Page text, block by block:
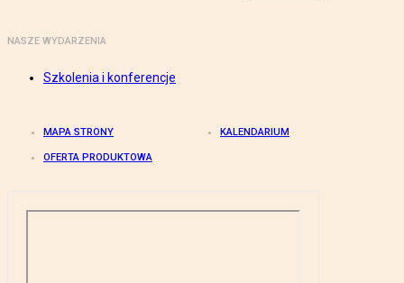
NASZE WYDARZENIA
Szkolenia i konferencje
MAPA STRONY KALENDARIUM
OFERTA PRODUKTOWA